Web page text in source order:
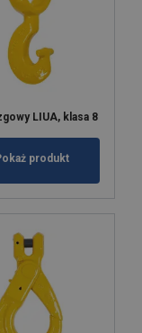
LIUA, klasa 8
produkt